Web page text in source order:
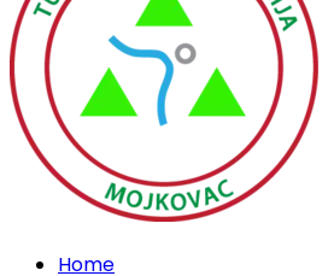
Home